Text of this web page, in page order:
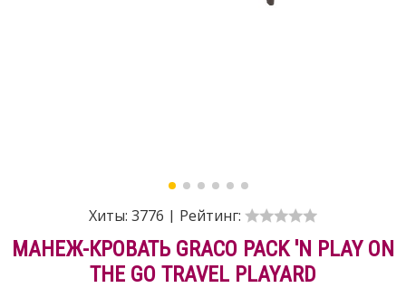
Хиты: 3776 | Рейтинг:
МАНЕЖ-КРОВАТЬ GRACO PACK 'N PLAY ON
THE GO TRAVEL PLAYARD